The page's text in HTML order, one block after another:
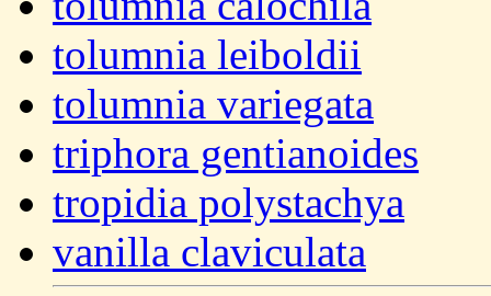
tolumnia leiboldii
tolumnia variegata
triphora gentianoides
tropidia polystachya
vanilla claviculata